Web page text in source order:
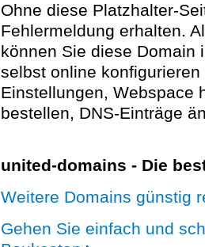
Ohne diese Platzhalter-
Fehlermeldung erhalten.
können Sie diese Domain
selbst online
Einstellungen, Webspace
bestellen, DNS-Einträge
united-domains - Die
Weitere Domains günstig
Gehen Sie einfach und